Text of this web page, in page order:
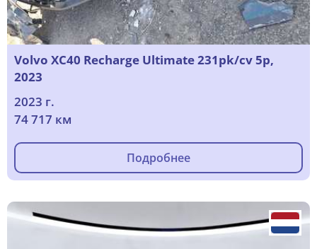
Volvo XC40 Recharge Ultimate 231pk/cv 5p,
2023
2023 г.
74 717 км
Подробнее